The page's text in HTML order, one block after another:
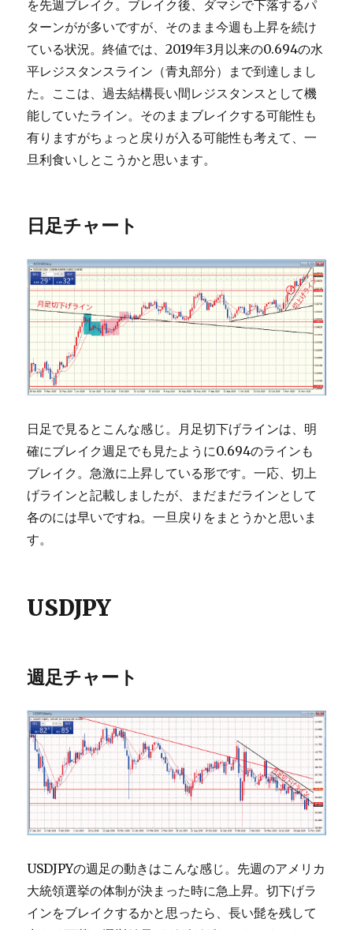
を先週ブレイク。ブレイク後、ダマシで下落するパ
ターンがが多いですが、そのまま今週も上昇を続け
ている状況。終値では、2019年3月以来の0.694の水
平レジスタンスライン（青丸部分）まで到達しまし
た。ここは、過去結構長い間レジスタンスとして機
能していたライン。そのままブレイクする可能性も
有りますがちょっと戻りが入る可能性も考えて、一
旦利食いしとこうかと思います。
日足チャート
日足で見るとこんな感じ。月足切下げラインは、明
確にブレイク週足でも見たように0.694のラインも
ブレイク。急激に上昇している形です。一応、切上
げラインと記載しましたが、まだまだラインとして
各のには早いですね。一旦戻りをまとうかと思いま
す。
USDJPY
週足チャート
USDJPYの週足の動きはこんな感じ。先週のアメリカ
大統領選挙の体制が決まった時に急上昇。切下げラ
インをブレイクするかと思ったら、長い髭を残して